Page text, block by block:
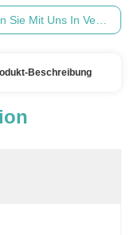
Sie Mit Uns In
Beschreibung